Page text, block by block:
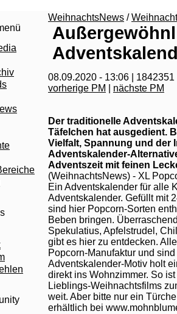
WeihnachtsNews /
08.09.2020 - 13:06 | 1842351
vorherige PM
nächste PM
Der traditionelle
Täfelchen hat ausgedient.
Vielfalt, Spannung und der
Adventskalender-
Adventszeit mit feinen
(WeihnachtsNews) - XL
Ein Adventskalender für alle
Adventskalender. Gefüllt mit
sind hier Popcorn-Sorten
Beben bringen.
Spekulatius, Apfelstrudel,
gibt es hier zu entdecken.
Popcorn-Manufaktur und
Adventskalender-Motiv holt
direkt ins Wohnzimmer. So
Lieblings-Weihnachtsfilms
weit. Aber bitte nur ein
erhältlich bei